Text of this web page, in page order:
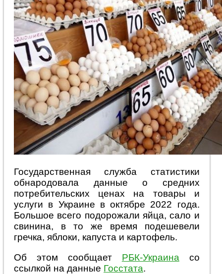
Государственная служба статистики
обнародовала данные о средних
потребительских ценах на товары и
услуги в Украине в октябре 2022 года.
Большое всего подорожали яйца, сало и
свинина, в то же время подешевели
гречка, яблоки, капуста и картофель.
Об этом сообщает РБК-Украина со
ссылкой на данные Госстата.